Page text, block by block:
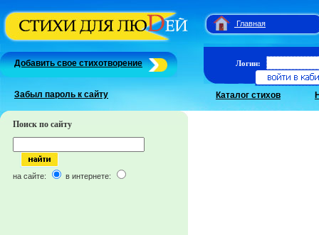
Главная
Добавить свое стихотворение
Забыл пароль к сайту
Логин:
Каталог стихов
Поиск по сайту
на сайте: в интернете: